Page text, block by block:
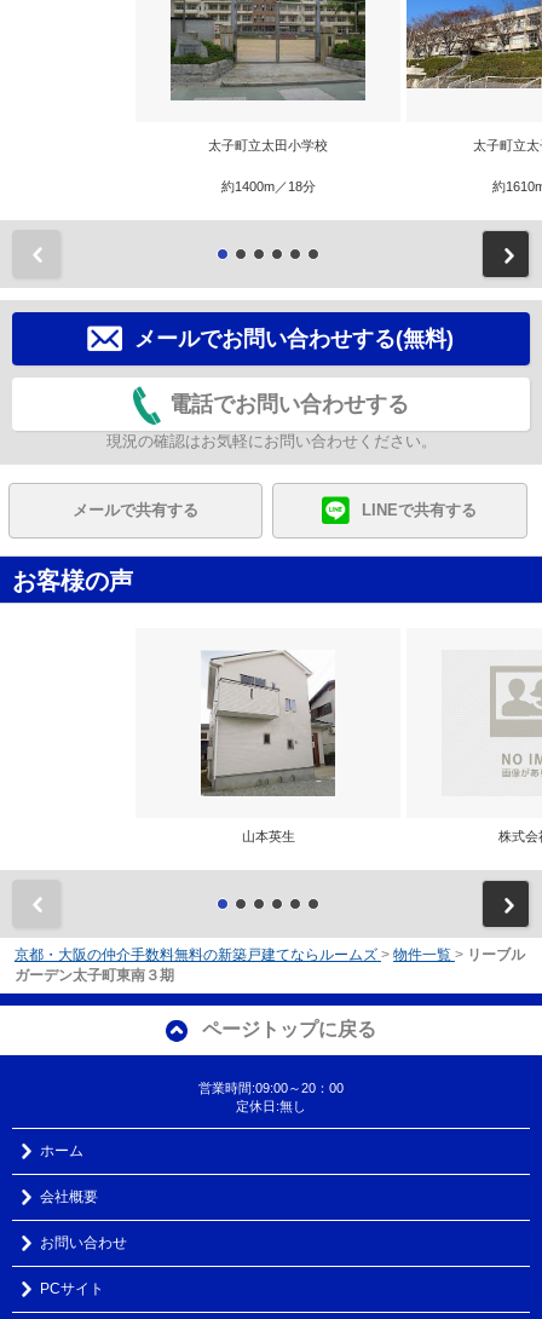
太子町立太田小学校
約1400m／18分
太子町立
約
メールでお問い合わせする(無料)
電話でお問い合わせする
現況の確認はお気軽にお問い合わせください。
メールで共有する LINEで共有する
お客様の声
山本英生 株式会
京都・大阪の仲介手数料無料の新築戸建てならルームズ > 物件一覧 > リーブル
ガーデン太子町東南３期
ページトップに戻る
営業時間:09:00～20：00
定休日:無し
ホーム
会社概要
お問い合わせ
PCサイト